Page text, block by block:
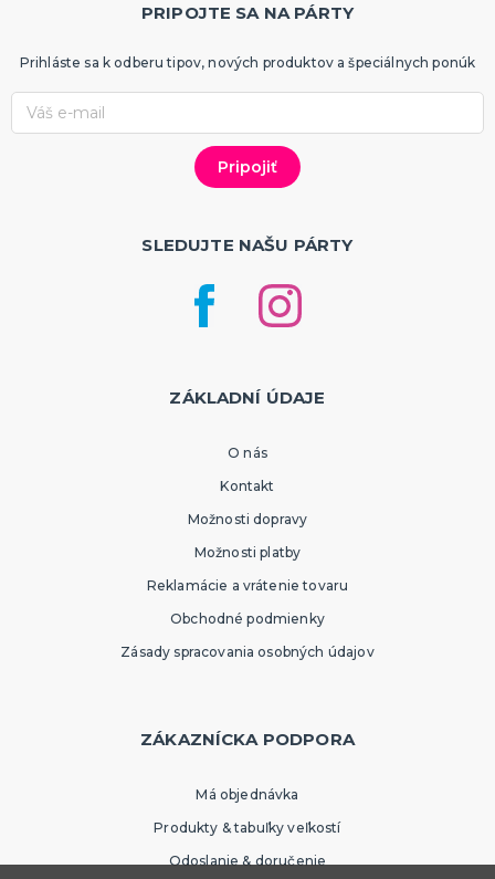
PRIPOJTE SA NA PÁRTY
Prihláste sa k odberu tipov, nových produktov a špeciálnych ponúk
SLEDUJTE NAŠU PÁRTY
ZÁKLADNÍ ÚDAJE
O nás
Kontakt
Možnosti dopravy
Možnosti platby
Reklamácie a vrátenie tovaru
Obchodné podmienky
Zásady spracovania osobných údajov
ZÁKAZNÍCKA PODPORA
Má objednávka
Produkty & tabuľky veľkostí
Odoslanie & doručenie